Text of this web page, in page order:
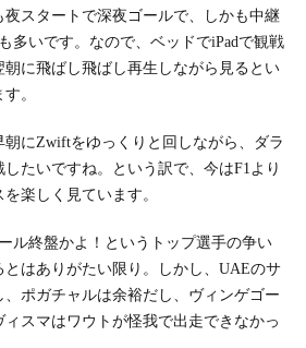
スタートで深夜ゴールで、しかも中継
多いです。なので、ベッドでiPadで観戦
朝に飛ばし飛ばし再生しながら見るとい
。
にZwiftをゆっくりと回しながら、ダラ
たいですね。という訳で、今はF1より
楽しく見ています。
ル終盤かよ！というトップ選手の争い
はありがたい限り。しかし、UAEのサ
ポガチャルは余裕だし、ヴィンゲゴー
スマはワウトが怪我で出走できなかっ